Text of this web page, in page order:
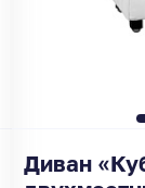
Диван